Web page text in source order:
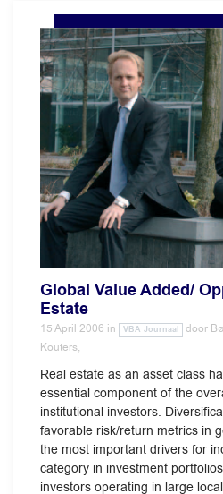
Global Value Added/
Estate
15 April 2006 in VBA Journaal door
Kouters,
Real estate as an asset class
essential component of the
institutional investors.
favorable risk/return metrics in
the most important drivers for
category in investment
investors operating in large